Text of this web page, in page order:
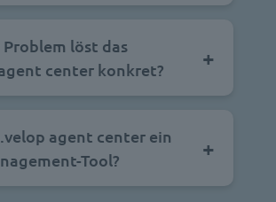
Problem löst das
center konkret?
agent center ein
Tool?